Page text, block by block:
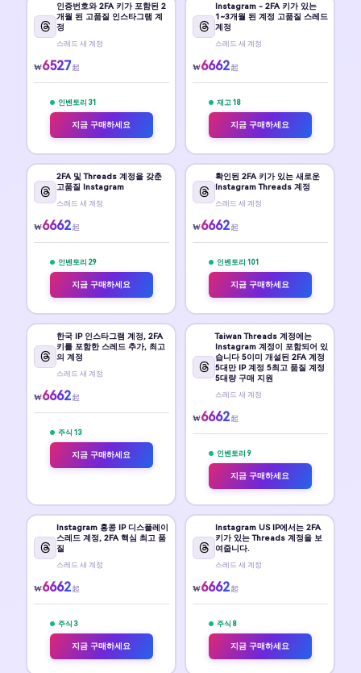
인증번호와 2FA 키가 포함된 2
개월 된 고품질 인스타그램 계
정
스레드 새 계정
₩6527 起
인벤토리 31
지금 구매하세요
Instagram - 2FA 키가 있는
1~3개월 된 계정 고품질 스레드
계정
스레드 새 계정
₩6662 起
재고 18
지금 구매하세요
2FA 및 Threads 계정을 갖춘
고품질 Instagram
스레드 새 계정
₩6662 起
인벤토리 29
지금 구매하세요
확인된 2FA 키가 있는 새로운
Instagram Threads 계정
스레드 새 계정
₩6662 起
인벤토리 101
지금 구매하세요
한국 IP 인스타그램 계정, 2FA
키를 포함한 스레드 추가, 최고
의 계정
스레드 새 계정
₩6662 起
주식 13
지금 구매하세요
Taiwan Threads 계정에는
Instagram 계정이 포함되어 있
습니다 5️이미 개설된 2FA 계정
5️대만 IP 계정 5️최고 품질 계정
5️대량 구매 지원
스레드 새 계정
₩6662 起
인벤토리 9
지금 구매하세요
Instagram 홍콩 IP 디스플레이
스레드 계정, 2FA 핵심 최고 품
질
스레드 새 계정
₩6662 起
주식 3
지금 구매하세요
Instagram US IP에서는 2FA
키가 있는 Threads 계정을 보
여줍니다.
스레드 새 계정
₩6662 起
주식 8
지금 구매하세요